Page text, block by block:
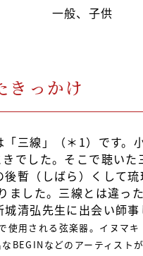
一般、子供
きっかけ
三線」（＊1）です
でした。そこで聴い
暫（しばら）くして
ました。三線とは違っ
清弘先生に出会い師事
使用される弦楽器。イヌマ
BEGINなどのアーティストが